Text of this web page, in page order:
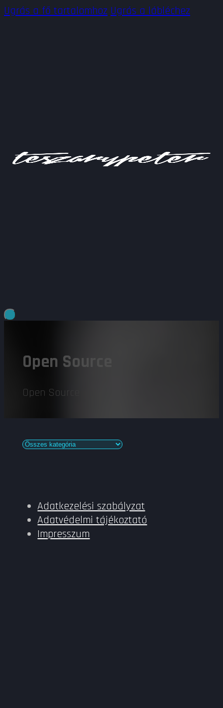
Ugrás a fő tartalomhoz Ugrás a lábléchez
Open Source
Open Source
Adatkezelési szabályzat
Adatvédelmi tájékoztató
Impresszum